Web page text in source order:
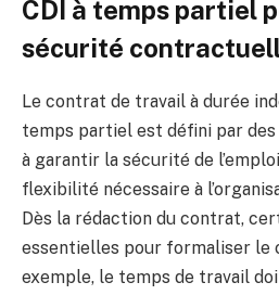
CDI à temps partiel
sécurité
Le contrat de travail à durée
temps partiel est défini par
à garantir la sécurité de
flexibilité nécessaire à
Dès la rédaction du contrat,
essentielles pour formaliser le
exemple, le temps de travail